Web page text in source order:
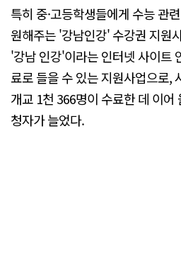
특히 중·고등학생들에게 수능 관
원해주는 '강남인강' 수강권 지원
'강남 인강'이라는 인터넷 사이트
료로 들을 수 있는 지원사업으로,
개교 1천 366명이 수료한 데 이
청자가 늘었다.